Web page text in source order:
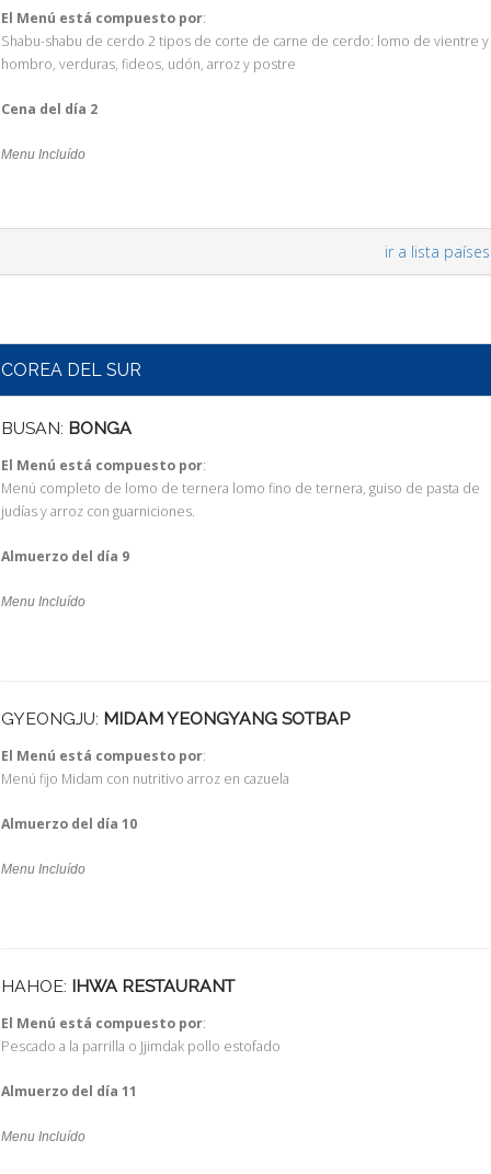
El Menú está compuesto por:
Shabu-shabu de cerdo 2 tipos de corte de carne de cerdo: lomo de vientre y
hombro, verduras, fideos, udón, arroz y postre
Cena del día 2
Menu Incluído
ir a lista países
COREA DEL SUR
BUSAN: BONGA
El Menú está compuesto por:
Menú completo de lomo de ternera lomo fino de ternera, guiso de pasta de
judías y arroz con guarniciones.
Almuerzo del día 9
Menu Incluído
GYEONGJU: MIDAM YEONGYANG SOTBAP
El Menú está compuesto por:
Menú fijo Midam con nutritivo arroz en cazuela
Almuerzo del día 10
Menu Incluído
HAHOE: IHWA RESTAURANT
El Menú está compuesto por:
Pescado a la parrilla o Jjimdak pollo estofado
Almuerzo del día 11
Menu Incluído